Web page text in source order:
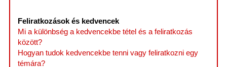
Feliratkozások és kedvencek
Mi a különbség a kedvencekbe tétel és a feliratkozás
között?
Hogyan tudok kedvencekbe tenni vagy feliratkozni egy
témára?